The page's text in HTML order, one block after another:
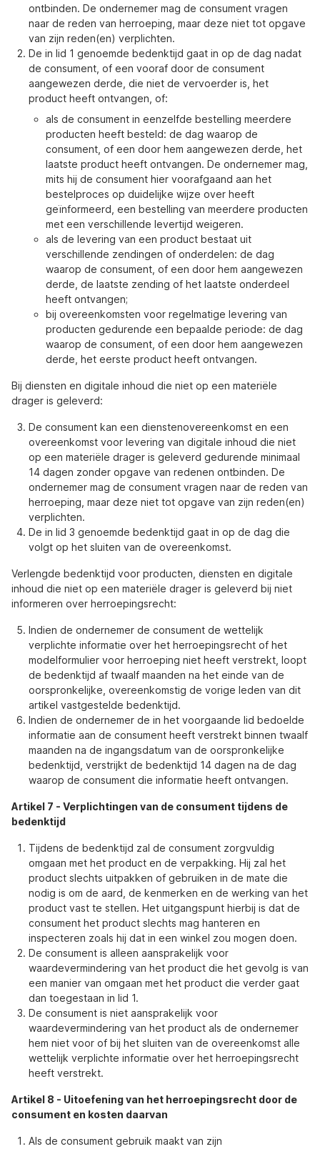
ontbinden. De ondernemer mag de consument vragen
naar de reden van herroeping, maar deze niet tot opgave
van zijn reden(en) verplichten.
De in lid 1 genoemde bedenktijd gaat in op de dag nadat
de consument, of een vooraf door de consument
aangewezen derde, die niet de vervoerder is, het
product heeft ontvangen, of:
als de consument in eenzelfde bestelling meerdere
producten heeft besteld: de dag waarop de
consument, of een door hem aangewezen derde, het
laatste product heeft ontvangen. De ondernemer mag,
mits hij de consument hier voorafgaand aan het
bestelproces op duidelijke wijze over heeft
geïnformeerd, een bestelling van meerdere producten
met een verschillende levertijd weigeren.
als de levering van een product bestaat uit
verschillende zendingen of onderdelen: de dag
waarop de consument, of een door hem aangewezen
derde, de laatste zending of het laatste onderdeel
heeft ontvangen;
bij overeenkomsten voor regelmatige levering van
producten gedurende een bepaalde periode: de dag
waarop de consument, of een door hem aangewezen
derde, het eerste product heeft ontvangen.
Bij diensten en digitale inhoud die niet op een materiële
drager is geleverd:
De consument kan een dienstenovereenkomst en een
overeenkomst voor levering van digitale inhoud die niet
op een materiële drager is geleverd gedurende minimaal
14 dagen zonder opgave van redenen ontbinden. De
ondernemer mag de consument vragen naar de reden van
herroeping, maar deze niet tot opgave van zijn reden(en)
verplichten.
De in lid 3 genoemde bedenktijd gaat in op de dag die
volgt op het sluiten van de overeenkomst.
Verlengde bedenktijd voor producten, diensten en digitale
inhoud die niet op een materiële drager is geleverd bij niet
informeren over herroepingsrecht:
Indien de ondernemer de consument de wettelijk
verplichte informatie over het herroepingsrecht of het
modelformulier voor herroeping niet heeft verstrekt, loopt
de bedenktijd af twaalf maanden na het einde van de
oorspronkelijke, overeenkomstig de vorige leden van dit
artikel vastgestelde bedenktijd.
Indien de ondernemer de in het voorgaande lid bedoelde
informatie aan de consument heeft verstrekt binnen twaalf
maanden na de ingangsdatum van de oorspronkelijke
bedenktijd, verstrijkt de bedenktijd 14 dagen na de dag
waarop de consument die informatie heeft ontvangen.
Artikel 7 - Verplichtingen van de consument tijdens de
bedenktijd
Tijdens de bedenktijd zal de consument zorgvuldig
omgaan met het product en de verpakking. Hij zal het
product slechts uitpakken of gebruiken in de mate die
nodig is om de aard, de kenmerken en de werking van het
product vast te stellen. Het uitgangspunt hierbij is dat de
consument het product slechts mag hanteren en
inspecteren zoals hij dat in een winkel zou mogen doen.
De consument is alleen aansprakelijk voor
waardevermindering van het product die het gevolg is van
een manier van omgaan met het product die verder gaat
dan toegestaan in lid 1.
De consument is niet aansprakelijk voor
waardevermindering van het product als de ondernemer
hem niet voor of bij het sluiten van de overeenkomst alle
wettelijk verplichte informatie over het herroepingsrecht
heeft verstrekt.
Artikel 8 - Uitoefening van het herroepingsrecht door de
consument en kosten daarvan
Als de consument gebruik maakt van zijn